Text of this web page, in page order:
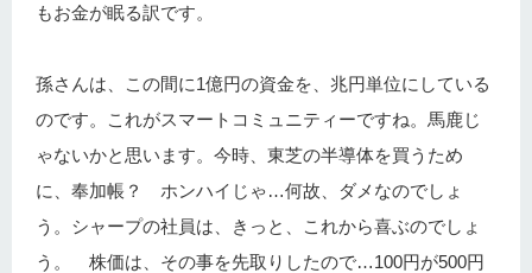
もお金が眠る訳です。
孫さんは、この間に1億円の資金を、兆円単位にしている
のです。これがスマートコミュニティーですね。馬鹿じ
ゃないかと思います。今時、東芝の半導体を買うため
に、奉加帳？ ホンハイじゃ…何故、ダメなのでしょ
う。シャープの社員は、きっと、これから喜ぶのでしょ
う。 株価は、その事を先取りしたので…100円が500円